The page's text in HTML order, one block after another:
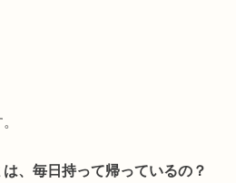
は、毎日持って帰っているの？